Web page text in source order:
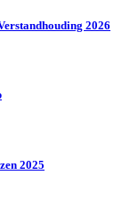
2026
2025